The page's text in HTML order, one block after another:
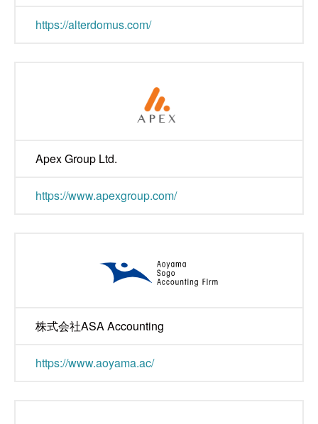
https://alterdomus.com/
Apex Group Ltd.
https://www.apexgroup.com/
株式会社ASA Accounting
https://www.aoyama.ac/